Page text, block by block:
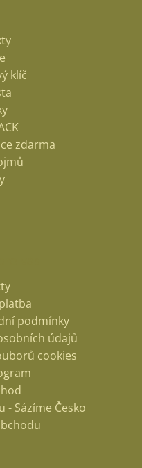
klíč
zdarma
podmínky
údajů
cookies
- Sázíme Česko